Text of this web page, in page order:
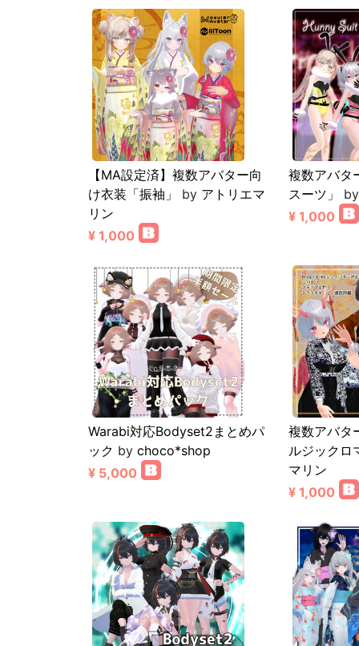
【MA設定済】複数アバター向
け衣装「振袖」
by アトリエマ
リン
¥ 1,000
複数アバタ
スーツ」
¥ 1,000
Warabi対応Bodyset2まとめパ
ック by choco*shop
¥ 5,000
複数アバタ
ルジックロ
マリン
¥ 1,000